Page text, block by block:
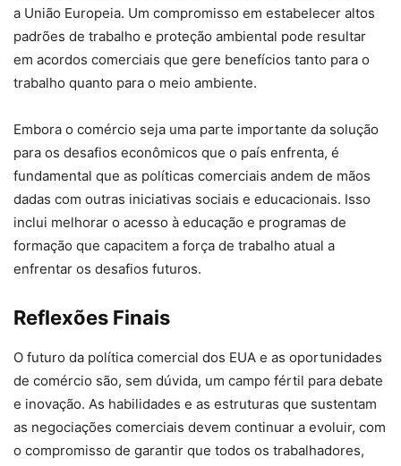
a União Europeia. Um compromisso em estabelecer altos
padrões de trabalho e proteção ambiental pode resultar
em acordos comerciais que gere benefícios tanto para o
trabalho quanto para o meio ambiente.
Embora o comércio seja uma parte importante da solução
para os desafios econômicos que o país enfrenta, é
fundamental que as políticas comerciais andem de mãos
dadas com outras iniciativas sociais e educacionais. Isso
inclui melhorar o acesso à educação e programas de
formação que capacitem a força de trabalho atual a
enfrentar os desafios futuros.
Reflexões Finais
O futuro da política comercial dos EUA e as oportunidades
de comércio são, sem dúvida, um campo fértil para debate
e inovação. As habilidades e as estruturas que sustentam
as negociações comerciais devem continuar a evoluir, com
o compromisso de garantir que todos os trabalhadores,